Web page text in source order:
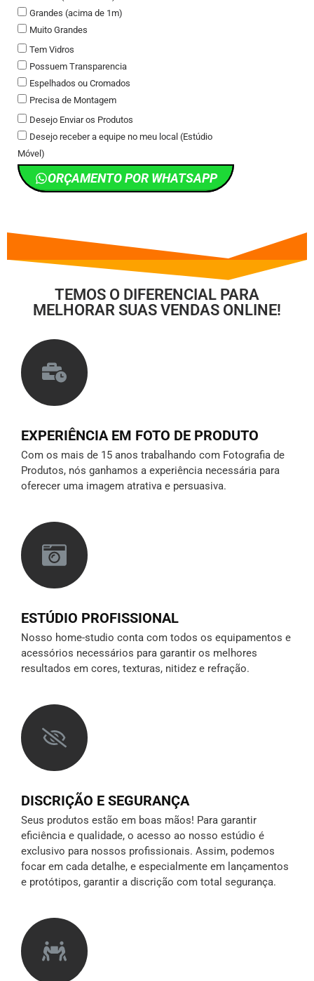
Grandes (acima de 1m)
Muito Grandes
Tem Vidros
Possuem Transparencia
Espelhados ou Cromados
Precisa de Montagem
Desejo Enviar os Produtos
Desejo receber a equipe no meu local (Estúdio
Móvel)
ORÇAMENTO POR WHATSAPP
TEMOS O DIFERENCIAL PARA
MELHORAR SUAS VENDAS ONLINE!
EXPERIÊNCIA EM FOTO DE PRODUTO
Com os mais de 15 anos trabalhando com Fotografia de
Produtos, nós ganhamos a experiência necessária para
oferecer uma imagem atrativa e persuasiva.
ESTÚDIO PROFISSIONAL
Nosso home-studio conta com todos os equipamentos e
acessórios necessários para garantir os melhores
resultados em cores, texturas, nitidez e refração.
DISCRIÇÃO E SEGURANÇA
Seus produtos estão em boas mãos! Para garantir
eficiência e qualidade, o acesso ao nosso estúdio é
exclusivo para nossos profissionais. Assim, podemos
focar em cada detalhe, e especialmente em lançamentos
e protótipos, garantir a discrição com total segurança.